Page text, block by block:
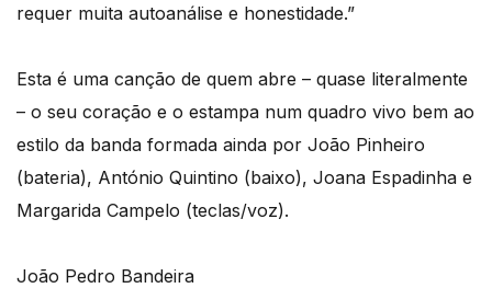
requer muita autoanálise e honestidade.”
Esta é uma canção de quem abre – quase literalmente
– o seu coração e o estampa num quadro vivo bem ao
estilo da banda formada ainda por João Pinheiro
(bateria), António Quintino (baixo), Joana Espadinha e
Margarida Campelo (teclas/voz).
João Pedro Bandeira